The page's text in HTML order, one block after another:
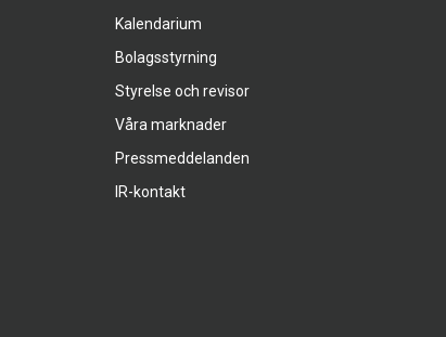
Kalendarium
Bolagsstyrning
Styrelse och revisor
Våra marknader
Pressmeddelanden
IR-kontakt